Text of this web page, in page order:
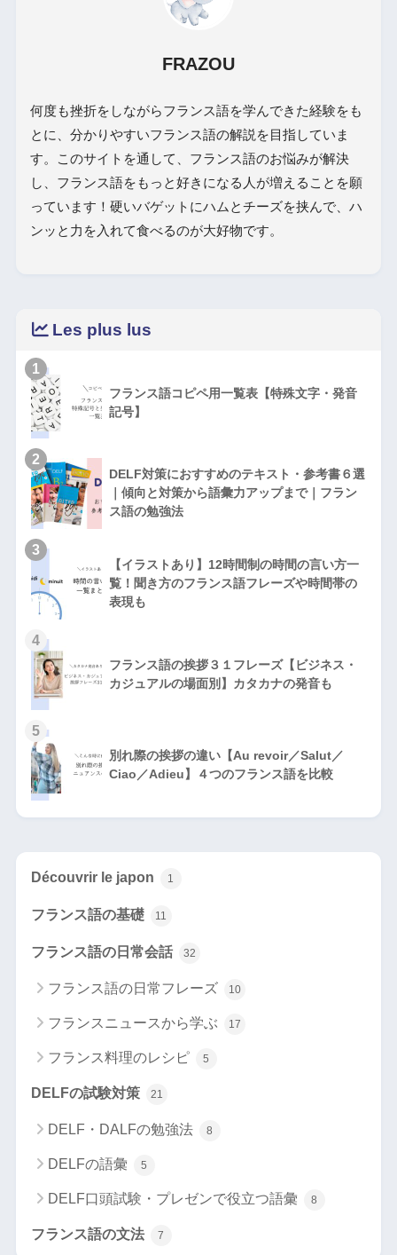
FRAZOU
何度も挫折をしながらフランス語を学んできた経験をも
とに、分かりやすいフランス語の解説を目指していま
す。このサイトを通して、フランス語のお悩みが解決
し、フランス語をもっと好きになる人が増えることを願
っています！硬いバゲットにハムとチーズを挟んで、ハ
ンッと力を入れて食べるのが大好物です。
Les plus lus
1
フランス語コピペ用一覧表【特殊文字・発音
記号】
2
DELF対策におすすめのテキスト・参考書６選
｜傾向と対策から語彙力アップまで｜フラン
ス語の勉強法
3
【イラストあり】12時間制の時間の言い方一
覧！聞き方のフランス語フレーズや時間帯の
表現も
4
フランス語の挨拶３１フレーズ【ビジネス・
カジュアルの場面別】カタカナの発音も
5
別れ際の挨拶の違い【Au revoir／Salut／
Ciao／Adieu】４つのフランス語を比較
Découvrir le japon 1
フランス語の基礎 11
フランス語の日常会話 32
フランス語の日常フレーズ 10
フランスニュースから学ぶ 17
フランス料理のレシピ 5
DELFの試験対策 21
DELF・DALFの勉強法 8
DELFの語彙 5
DELF口頭試験・プレゼンで役立つ語彙 8
フランス語の文法 7